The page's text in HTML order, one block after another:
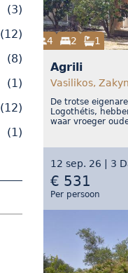
(3)
(12)
(8)
(1)
(12)
(1)
4 2 1
Agrili
Vasilikos,
De trotse
Logothétis,
waar vroeger
12 sep. 26 | 3
€ 531
Per persoon